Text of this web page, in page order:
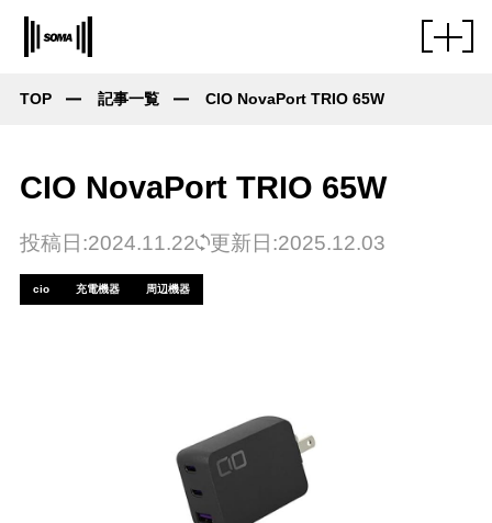
TOP 記事一覧 CIO NovaPort TRIO 65W
CIO NovaPort TRIO 65W
投稿日:2024.11.22 更新日:2025.12.03
cio 充電機器 周辺機器